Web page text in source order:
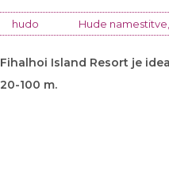
hudo Hude namestitve
Fihalhoi Island Resort je
20-100 m.